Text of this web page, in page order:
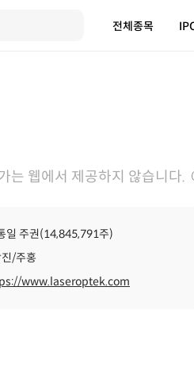
전체종목
는 웹에서 제공하지 않습니다.
일 주권(14,845,791주)
/주홍
www.laseroptek.com